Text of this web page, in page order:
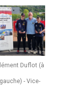
Duflot (à
gauche) - Vice-